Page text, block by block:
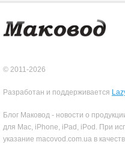
© 2011-2026
Разработан и поддерживается
Блог Маковод - новости о
для Mac, iPhone, iPad, iPod. При
указание macovod.com.ua в